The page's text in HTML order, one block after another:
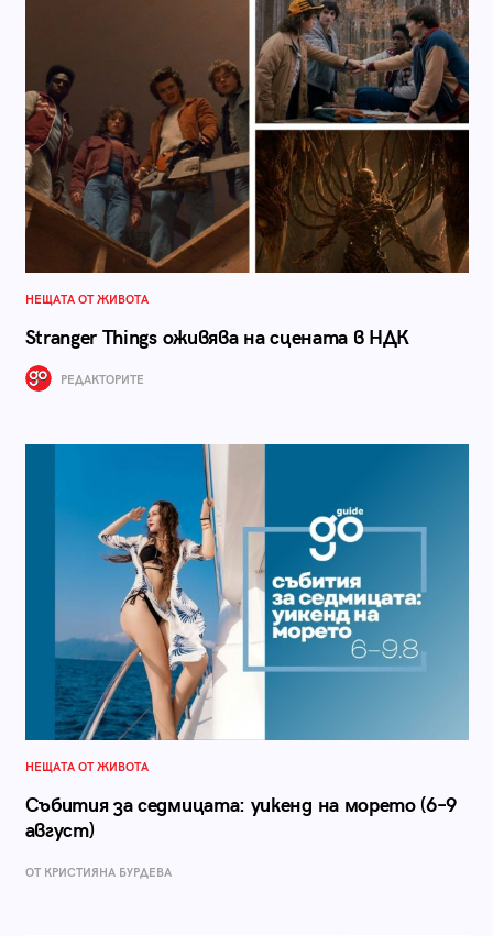
НЕЩАТА ОТ ЖИВОТА
Stranger Things оживява на сцената в НДК
РЕДАКТОРИТЕ
НЕЩАТА ОТ ЖИВОТА
Събития за седмицата: уикенд на морето (6–9
август)
ОТ КРИСТИЯНА БУРДЕВА